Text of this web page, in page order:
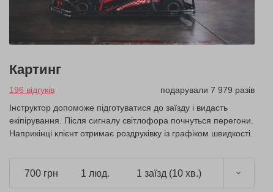
Картинг
196 відгуків
подарували 7 979 разів
Інструктор допоможе підготуватися до заїзду і видасть
екіпірування. Після сигналу світлофора почнуться перегони.
Наприкінці клієнт отримає роздруківку із графіком швидкості.
700 грн 1 люд. 1 заїзд (10 хв.)